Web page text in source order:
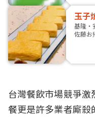
玉子
基隆・
佐藤お
台灣餐飲市場競爭
餐更是許多業者廝殺